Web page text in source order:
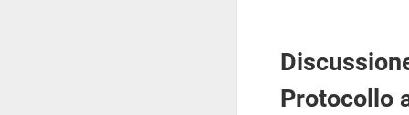
Protocollo